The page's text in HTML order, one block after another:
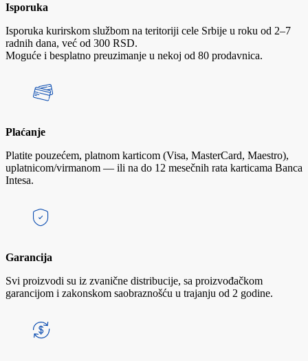
Isporuka
Isporuka kurirskom službom na teritoriji cele Srbije u roku od 2–7
radnih dana, već od 300 RSD.
Moguće i besplatno preuzimanje u nekoj od 80 prodavnica.
Plaćanje
Platite pouzećem, platnom karticom (Visa, MasterCard, Maestro),
uplatnicom/virmanom — ili na do 12 mesečnih rata karticama Banca
Intesa.
Garancija
Svi proizvodi su iz zvanične distribucije, sa proizvođačkom
garancijom i zakonskom saobraznošću u trajanju od 2 godine.